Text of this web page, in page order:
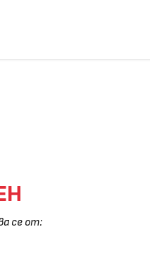
се от: